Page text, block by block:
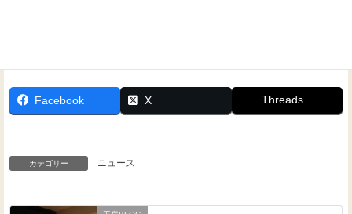
Facebook X Threads
カテゴリー ニュース